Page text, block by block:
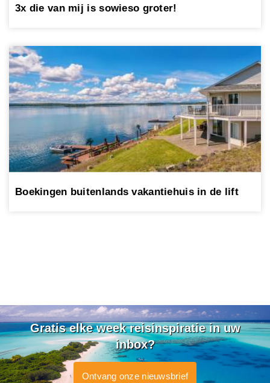
3x die van mij is sowieso groter!
Boekingen buitenlands vakantiehuis in de lift
Gratis elke week reisinspiratie in uw
inbox?
Ontvang onze nieuwsbrief